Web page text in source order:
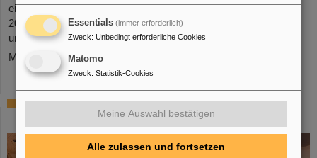
ein speziell angepasstes Modell der Nikon Z9 – wurde im März
2025 von der NASA am Teilchenbeschleuniger von GSI/FAIR
umfangreichen ...
Mehr »
CBM-Dissertationspreis für Dario Ramirez
und Pavish Subramani
Essentials (immer erforderlich)
Zweck: Unbedingt erforderliche Cookies
Matomo
Zweck: Statistik-Cookies
Meine Auswahl bestätigen
Alle zulassen und fortsetzen